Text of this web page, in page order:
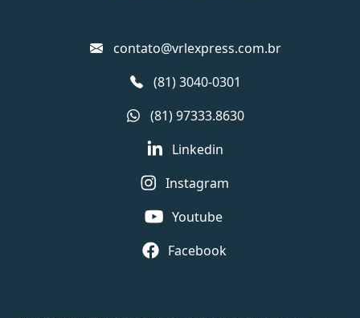
contato@vrlexpress.com.br
(81) 3040-0301
(81) 97333.8630
Linkedin
Instagram
Youtube
Facebook